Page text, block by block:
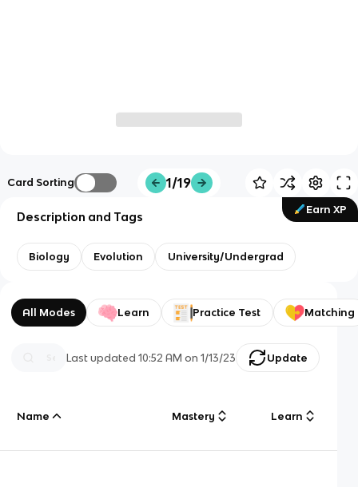
Card Sorting 1/19
Earn XP
Description and Tags
Biology Evolution University/Undergrad
All Modes Learn Practice Test Matching
Last updated10:52 AM on 1/13/23 Update
Name Mastery Learn